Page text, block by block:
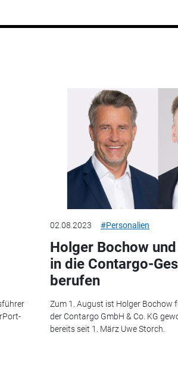
02.08.2023 #Personalien
Holger Bochow
in die Contargo-
berufen
Zum 1. August ist Holger Bochow
der Contargo GmbH & Co. KG
bereits seit 1. März Uwe Storch.